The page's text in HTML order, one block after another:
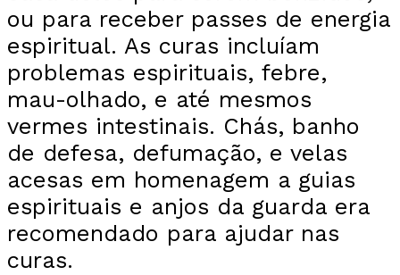
ou para receber passes de energia
espiritual. As curas incluíam
problemas espirituais, febre,
mau-olhado, e até mesmos
vermes intestinais. Chás, banho
de defesa, defumação, e velas
acesas em homenagem a guias
espirituais e anjos da guarda era
recomendado para ajudar nas
curas.